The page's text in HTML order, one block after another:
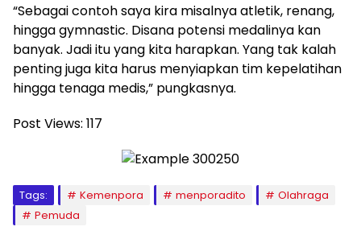
“Sebagai contoh saya kira misalnya atletik, renang,
hingga gymnastic. Disana potensi medalinya kan
banyak. Jadi itu yang kita harapkan. Yang tak kalah
penting juga kita harus menyiapkan tim kepelatihan
hingga tenaga medis,” pungkasnya.
Post Views: 117
Tags: Kemenpora menporadito
Olahraga
Pemuda